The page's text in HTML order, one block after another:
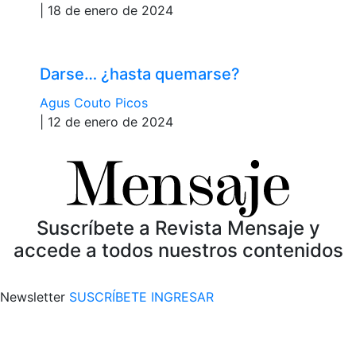
| 18 de enero de 2024
Darse… ¿hasta quemarse?
Agus Couto Picos
| 12 de enero de 2024
Suscríbete a Revista Mensaje y
accede a todos nuestros contenidos
Newsletter SUSCRÍBETE INGRESAR